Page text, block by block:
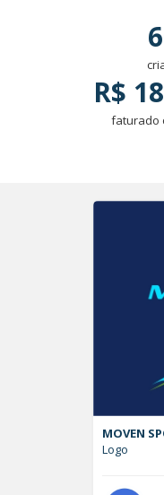
R$
faturado
MOVEN
Logo